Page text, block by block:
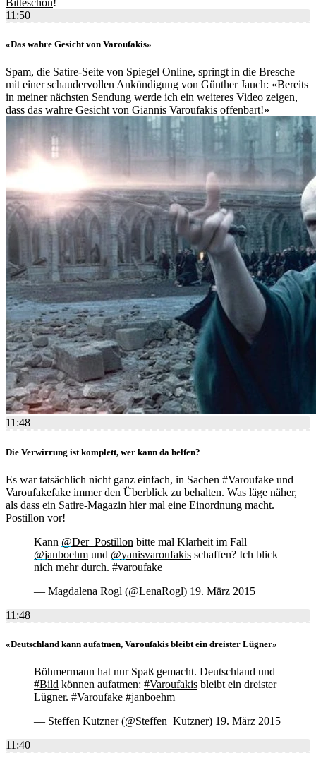
Bitteschön!
11:50
«Das wahre Gesicht von Varoufakis»
Spam, die Satire-Seite von Spiegel Online, springt in die Bresche –
mit einer schaudervollen Ankündigung von Günther Jauch: «Bereits
in meiner nächsten Sendung werde ich ein weiteres Video zeigen,
dass das wahre Gesicht von Giannis Varoufakis offenbart!»
11:48
Die Verwirrung ist komplett, wer kann da helfen?
Es war tatsächlich nicht ganz einfach, in Sachen #Varoufake und
Varoufakefake immer den Überblick zu behalten. Was läge näher,
als dass ein Satire-Magazin hier mal eine Einordnung macht.
Postillon vor!
Kann @Der_Postillon bitte mal Klarheit im Fall
@janboehm und @yanisvaroufakis schaffen? Ich blick
nich mehr durch. #varoufake
— Magdalena Rogl (@LenaRogl) 19. März 2015
11:48
«Deutschland kann aufatmen, Varoufakis bleibt ein dreister Lügner»
Böhmermann hat nur Spaß gemacht. Deutschland und
#Bild können aufatmen: #Varoufakis bleibt ein dreister
Lügner. #Varoufake #janboehm
— Steffen Kutzner (@Steffen_Kutzner) 19. März 2015
11:40